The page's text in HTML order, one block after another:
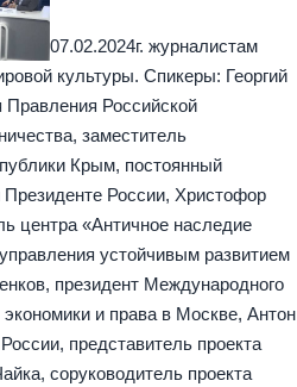
07.02.2024г. журналистам
культуры. Спикеры: Георгий
Российской
заместитель
Крым, постоянный
России, Христофор
центра «Античное наследие
устойчивым развитием
президент Международного
и права в Москве, Антон
представитель проекта
соруководитель проекта